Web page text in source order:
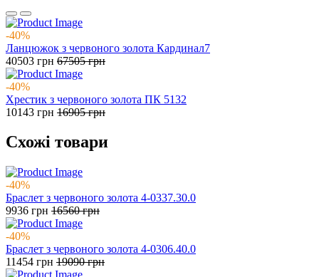
-40%
Ланцюжок з червоного золота Кардинал7
40503 грн 67505грн
-40%
Хрестик з червоного золота ПК 5132
10143 грн 16905грн
Схожі товари
-40%
Браслет з червоного золота 4-0337.30.0
9936 грн 16560грн
-40%
Браслет з червоного золота 4-0306.40.0
11454 грн 19090грн